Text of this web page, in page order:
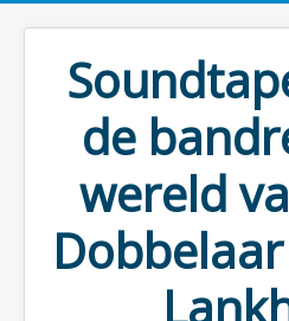
de
wereld